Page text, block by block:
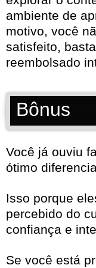
ambiente de
motivo, você
satisfeito,
reembolsado
Bônus
Você já ouviu
ótimo
Isso porque
percebido do
confiança e
Se você está